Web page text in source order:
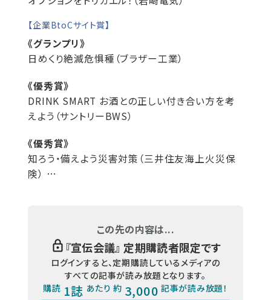
【企業BtoCサイト賞】
《グランプリ》
日めくり絶滅危惧種（ブラザー工業）
《優秀賞》
DRINK SMART お酒との正しい付き合い方を考
えよう（サントリーBWS）
《優秀賞》
知ろう・備えよう災害対策（三井住友海上火災保
険） …
この先の内容は...
『宣伝会議』 定期購読者限定です
ログインすると、定期購読しているメディアの
すべての記事が読み放題となります。
購読 1誌 あたり 約 3,000 記事が読み放題！